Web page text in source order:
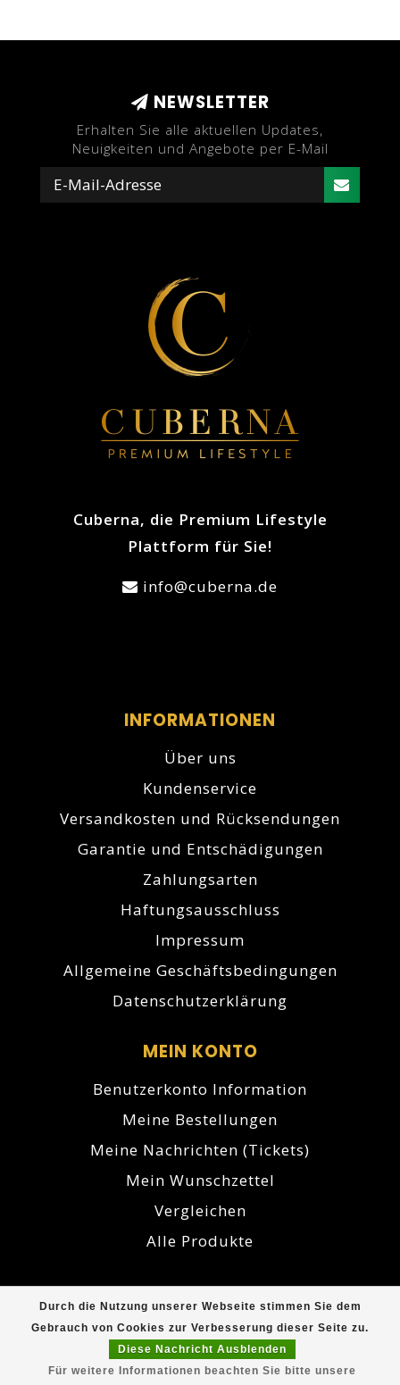
Durch die Nutzung unserer Webseite stimmen Sie dem
Gebrauch von Cookies zur Verbesserung dieser Seite zu.
Diese Nachricht Ausblenden
Für weitere Informationen beachten Sie bitte unsere
NEWSLETTER
Erhalten Sie alle aktuellen Updates,
Neuigkeiten und Angebote per E-Mail
Cuberna, die Premium Lifestyle
Plattform für Sie!
info@cuberna.de
INFORMATIONEN
Über uns
Kundenservice
Versandkosten und Rücksendungen
Garantie und Entschädigungen
Zahlungsarten
Haftungsausschluss
Impressum
Allgemeine Geschäftsbedingungen
Datenschutzerklärung
MEIN KONTO
Benutzerkonto Information
Meine Bestellungen
Meine Nachrichten (Tickets)
Mein Wunschzettel
Vergleichen
Alle Produkte
© Copyright 2026 Cuberna.de - Powered by
Lightspeed- Theme byDyvelopment